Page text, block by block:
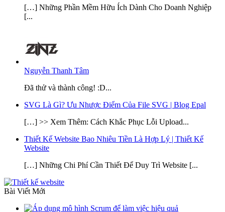
[…] Những Phần Mềm Hữu Ích Dành Cho Doanh Nghiệp
[...
Nguyễn Thanh Tâm
Đã thử và thành công! :D...
SVG Là Gì? Ưu Nhược Điểm Của File SVG | Blog Epal
[…] >> Xem Thêm: Cách Khắc Phục Lỗi Upload...
Thiết Kế Website Bao Nhiêu Tiền Là Hợp Lý | Thiết Kế
Website
[…] Những Chi Phí Cần Thiết Để Duy Trì Website [...
Bài Viết Mới